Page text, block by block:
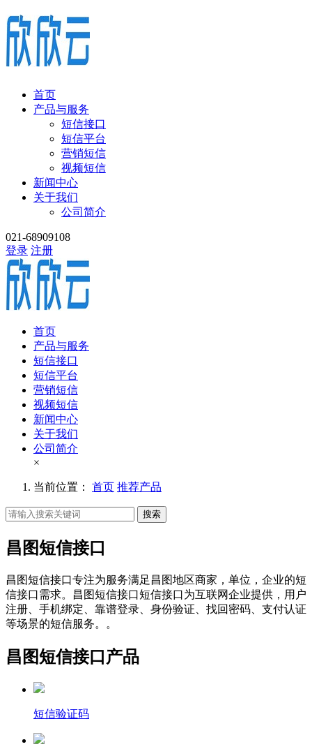
首页
产品与服务
短信接口
短信平台
营销短信
视频短信
新闻中心
关于我们
公司简介
021-68909108
登录 注册
首页
产品与服务
短信接口
短信平台
营销短信
视频短信
新闻中心
关于我们
公司简介
×
当前位置： 首页 推荐产品
搜索
昌图短信接口
昌图短信接口专注为服务满足昌图地区商家，单位，企业的短
信接口需求。昌图短信接口短信接口为互联网企业提供，用户
注册、手机绑定、靠谱登录、身份验证、找回密码、支付认证
等场景的短信服务。。
昌图短信接口产品
短信验证码